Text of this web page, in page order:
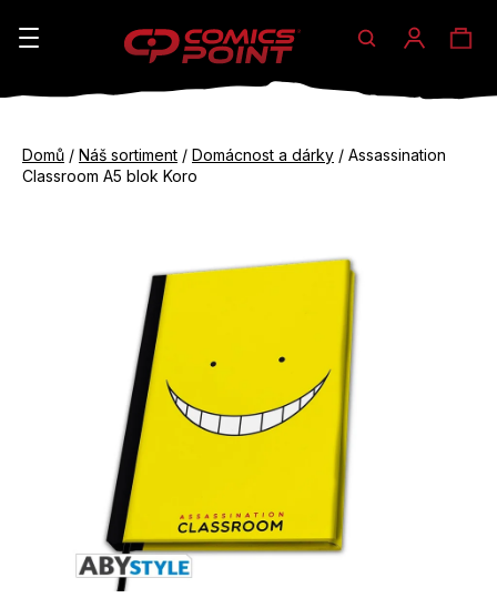
Hledat
Domů / Náš sortiment / Domácnost a dárky / Assassination
Classroom A5 blok Koro
K
do
do